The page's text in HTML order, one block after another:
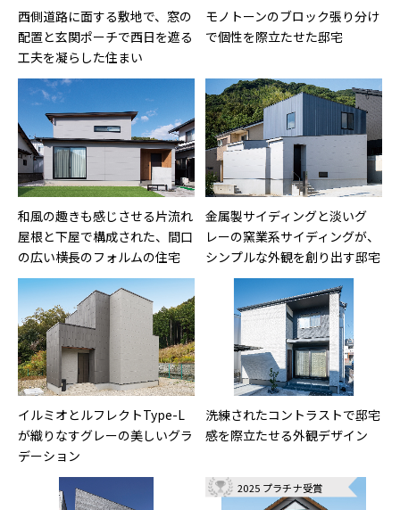
西側道路に面する敷地で、窓の
配置と玄関ポーチで西日を遮る
工夫を凝らした住まい
モノトーンのブロック張り分け
で個性を際立たせた邸宅
和風の趣きも感じさせる片流れ
屋根と下屋で構成された、間口
の広い横長のフォルムの住宅
金属製サイディングと淡いグ
レーの窯業系サイディングが、
シンプルな外観を創り出す邸宅
イルミオとルフレクトType-L
が織りなすグレーの美しいグラ
デーション
洗練されたコントラストで邸宅
感を際立たせる外観デザイン
2025 プラチナ受賞